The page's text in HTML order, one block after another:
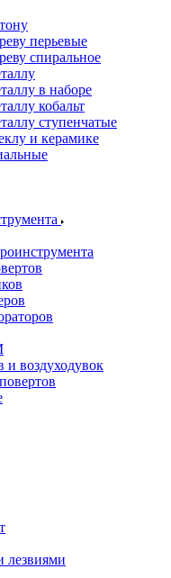
перьевые
спиральное
в наборе
кобальт
ступенчатые
и керамике
и воздуходувок